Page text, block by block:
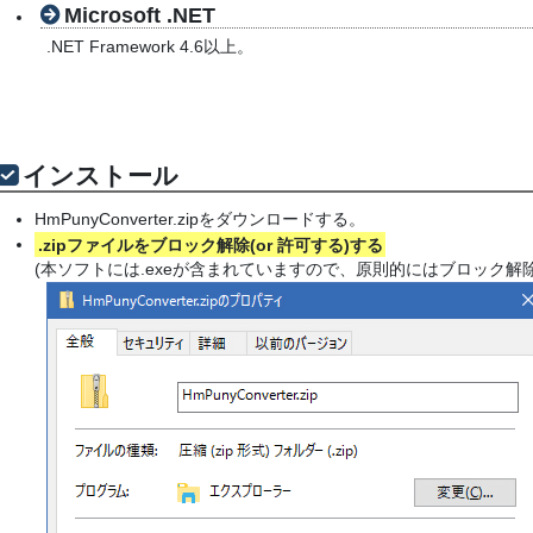
Microsoft .NET
.NET Framework 4.6以上。
インストール
HmPunyConverter.zipをダウンロードする。
.zipファイルをブロック解除(or 許可する)する
(本ソフトには.exeが含まれていますので、原則的にはブロック解